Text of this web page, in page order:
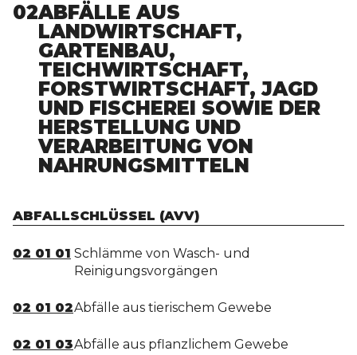
02ABFÄLLE AUS
LANDWIRTSCHAFT,
GARTENBAU,
TEICHWIRTSCHAFT,
FORSTWIRTSCHAFT, JAGD
UND FISCHEREI SOWIE DER
HERSTELLUNG UND
VERARBEITUNG VON
NAHRUNGSMITTELN
ABFALLSCHLÜSSEL (AVV)
02 01 01 Schlämme von Wasch- und
Reinigungsvorgängen
02 01 02Abfälle aus tierischem Gewebe
02 01 03Abfälle aus pflanzlichem Gewebe